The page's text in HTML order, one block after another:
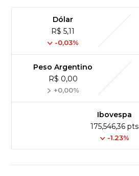
Dólar
R$ 5,11
-0,03%
Peso Argentino
R$ 0,00
+0,00%
Ibovespa
175,546,36 pts
-1.23%